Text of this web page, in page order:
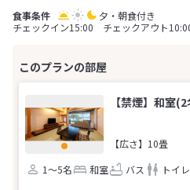
夕・朝食付き
チェックイン15:00 チェックアウト
【禁煙】和室
【広さ】10畳
1～5名
和室 バス トイレ